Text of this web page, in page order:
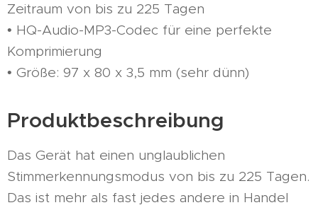
Zeitraum von bis zu 225 Tagen
• HQ-Audio-MP3-Codec für eine perfekte
Komprimierung
• Größe: 97 x 80 x 3,5 mm (sehr dünn)
Produktbeschreibung
Das Gerät hat einen unglaublichen
Stimmerkennungsmodus von bis zu 225 Tagen.
Das ist mehr als fast jedes andere in Handel